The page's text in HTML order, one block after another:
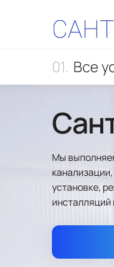
Все
Мы
установке,
инсталляций